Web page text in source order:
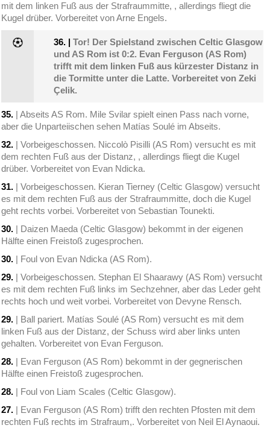
mit dem linken Fuß aus der Strafraummitte, , allerdings fliegt die
Kugel drüber. Vorbereitet von Arne Engels.
36. |Tor! Der Spielstand zwischen Celtic Glasgow
und AS Rom ist 0:2. Evan Ferguson (AS Rom)
trifft mit dem linken Fuß aus kürzester Distanz in
die Tormitte unter die Latte. Vorbereitet von Zeki
Çelik.
35. | Abseits AS Rom. Mile Svilar spielt einen Pass nach vorne,
aber die Unparteiischen sehen Matías Soulé im Abseits.
32. | Vorbeigeschossen. Niccolò Pisilli (AS Rom) versucht es mit
dem rechten Fuß aus der Distanz, , allerdings fliegt die Kugel
drüber. Vorbereitet von Evan Ndicka.
31. | Vorbeigeschossen. Kieran Tierney (Celtic Glasgow) versucht
es mit dem rechten Fuß aus der Strafraummitte, doch die Kugel
geht rechts vorbei. Vorbereitet von Sebastian Tounekti.
30. | Daizen Maeda (Celtic Glasgow) bekommt in der eigenen
Hälfte einen Freistoß zugesprochen.
30. | Foul von Evan Ndicka (AS Rom).
29. | Vorbeigeschossen. Stephan El Shaarawy (AS Rom) versucht
es mit dem rechten Fuß links im Sechzehner, aber das Leder geht
rechts hoch und weit vorbei. Vorbereitet von Devyne Rensch.
29. | Ball pariert. Matías Soulé (AS Rom) versucht es mit dem
linken Fuß aus der Distanz, der Schuss wird aber links unten
gehalten. Vorbereitet von Evan Ferguson.
28. | Evan Ferguson (AS Rom) bekommt in der gegnerischen
Hälfte einen Freistoß zugesprochen.
28. | Foul von Liam Scales (Celtic Glasgow).
27. | Evan Ferguson (AS Rom) trifft den rechten Pfosten mit dem
rechten Fuß rechts im Strafraum,. Vorbereitet von Neil El Aynaoui.